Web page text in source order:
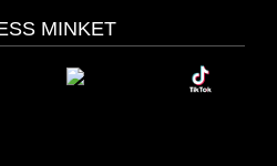
MINKET